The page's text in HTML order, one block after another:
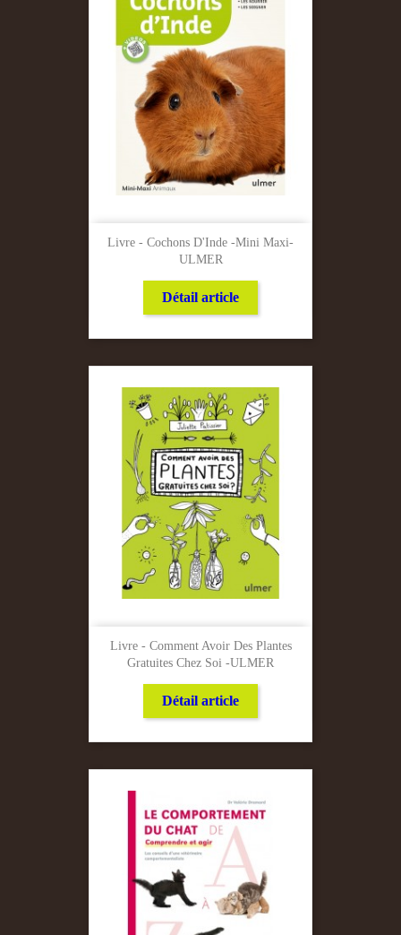
Livre - Cochons D'Inde -Mini Maxi-
ULMER
Détail article
Livre - Comment Avoir Des Plantes
Gratuites Chez Soi -ULMER
Détail article